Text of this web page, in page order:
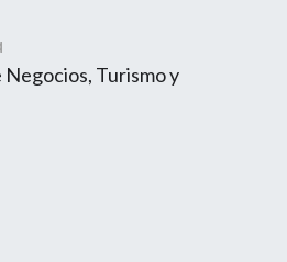
Turismo y